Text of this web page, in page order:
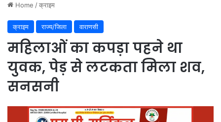
Home /क्राइम
क्राइम राज्य/जिला वाराणसी
महिलाओं का कपड़ा पहने था
युवक, पेड़ से लटकता मिला शव,
सनसनी